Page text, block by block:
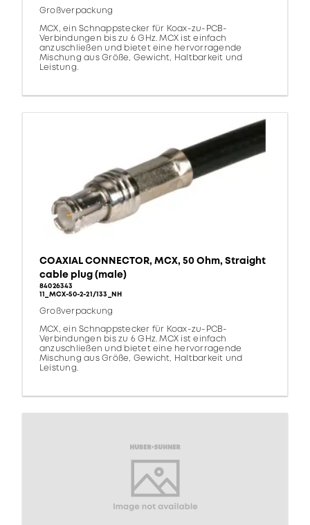
Großverpackung
MCX, ein Schnappstecker für Koax-zu-PCB-
Verbindungen bis zu 6 GHz. MCX ist einfach
anzuschließen und bietet eine hervorragende
Mischung aus Größe, Gewicht, Haltbarkeit und
Leistung.
COAXIAL CONNECTOR, MCX, 50 Ohm, Straight
cable plug (male)
84026343
11_MCX-50-2-21/133_NH
Großverpackung
MCX, ein Schnappstecker für Koax-zu-PCB-
Verbindungen bis zu 6 GHz. MCX ist einfach
anzuschließen und bietet eine hervorragende
Mischung aus Größe, Gewicht, Haltbarkeit und
Leistung.